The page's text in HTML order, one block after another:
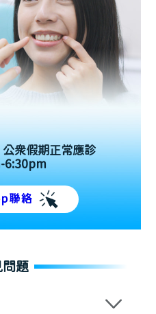
眾假期正常應診
6:30pm
聯絡
問題